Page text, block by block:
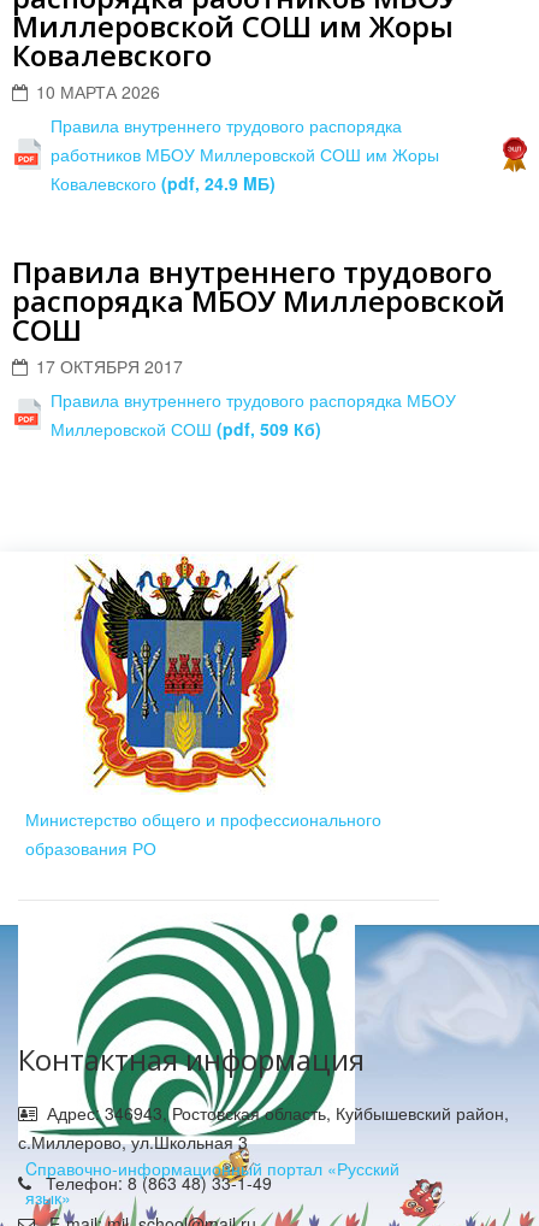
Миллеровской СОШ им Жоры
Ковалевского
10 МАРТА 2026
Правила внутреннего трудового распорядка
работников МБОУ Миллеровской СОШ им Жоры
Ковалевского (pdf, 24.9 MБ)
Правила внутреннего трудового
распорядка МБОУ Миллеровской
СОШ
17 ОКТЯБРЯ 2017
Правила внутреннего трудового распорядка МБОУ
Миллеровской СОШ (pdf, 509 Кб)
Министерство общего и профессионального
образования РО
Cправочно-информационный портал «Русский
язык»
Контактная информация
Адрес: 346943, Ростовская область, Куйбышевский район,
с.Миллерово, ул.Школьная 3
Телефон: 8 (863 48) 33-1-49